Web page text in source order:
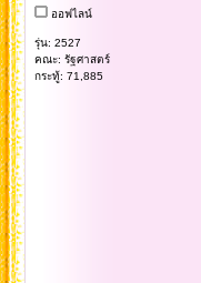
ออฟไลน์
รุ่น: 2527
คณะ: รัฐศาสตร์
กระทู้: 71,885